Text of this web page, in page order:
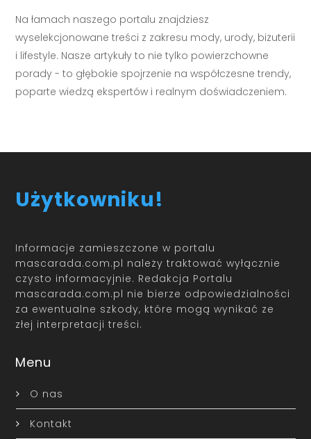
Na łamach naszego portalu znajdziesz
wyselekcjonowane treści z zakresu mody, urody, biżuterii
i lifestyle. Nasze artykuły to nie tylko powierzchowne
porady - to głębokie spojrzenie na współczesne trendy,
poparte wiedzą ekspertów i realnym doświadczeniem.
Użytkowniku!
Informacje zamieszczone w portalu
mascarada.com.pl należy traktować wyłącznie
czysto informacyjnie. Redakcja Portalu
mascarada.com.pl nie bierze odpowiedzialności
za ewentualne szkody, które mogą wynikać ze
złej interpretacji treści.
Menu
O nas
Kontakt